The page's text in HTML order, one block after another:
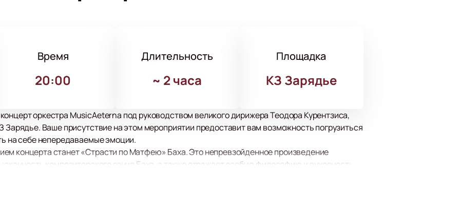
Время
20:00
Длительность
~ 2 часа
Площадка
КЗ Зарядье
оркестра MusicAeterna под руководством великого дирижера Теодора Курентзиса,
Зарядье. Ваше присутствие на этом мероприятии предоставит вам возможность погрузиться
на себе непередаваемые эмоции.
концерта станет «Страсти по Матфею» Баха. Это непревзойденное произведение
композиторского гения Баха, а также отражает особую философию и духовность
особая концентрация на евангельских текстах и вере, что делает его творчество